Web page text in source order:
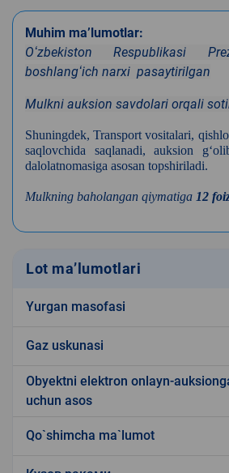
Muhim ma’lumotlar:
Oʻzbekiston Respublikasi
boshlangʻich narxi pasaytirilgan
Mulkni auksion savdolari orqali
Shuningdek, Transport vositalari,
saqlovchida saqlanadi, auksion
dalolatnomasiga asosan topshiriladi.
Mulkning baholangan qiymatiga 12
Lot ma’lumotlari
Yurgan masofasi
Gaz uskunasi
Obyektni elektron onlayn-
uchun asos
Qo`shimcha ma`lumot